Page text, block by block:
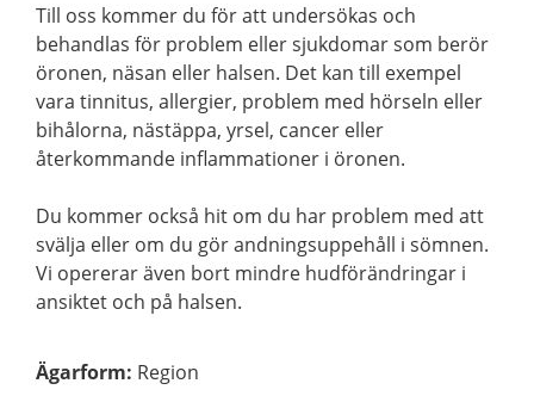
Till oss kommer du för att undersökas och
behandlas för problem eller sjukdomar som berör
öronen, näsan eller halsen. Det kan till exempel
vara tinnitus, allergier, problem med hörseln eller
bihålorna, nästäppa, yrsel, cancer eller
återkommande inflammationer i öronen.
Du kommer också hit om du har problem med att
svälja eller om du gör andningsuppehåll i sömnen.
Vi opererar även bort mindre hudförändringar i
ansiktet och på halsen.
Ägarform: Region